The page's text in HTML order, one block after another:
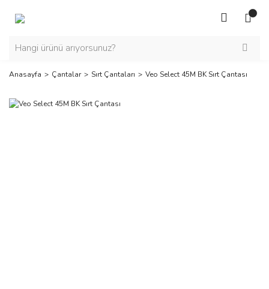
Anasayfa Çantalar Sırt Çantaları Veo Select 45M BK Sırt Çantası